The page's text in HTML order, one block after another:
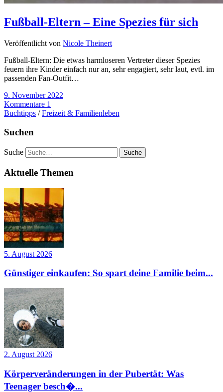
Fußball-Eltern – Eine Spezies für sich
Veröffentlicht von Nicole Theinert
Fußball-Eltern: Die etwas harmloseren Vertreter dieser Spezies
feuern ihre Kinder einfach nur an, sehr engagiert, sehr laut, evtl. im
passenden Fan-Outfit…
9. November 2022
Kommentare 1
Buchtipps /Freizeit & Familienleben
Suchen
Suche
Aktuelle Themen
5. August 2026
Günstiger einkaufen: So spart deine Familie beim...
2. August 2026
Körperveränderungen in der Pubertät: Was
Teenager besch�...